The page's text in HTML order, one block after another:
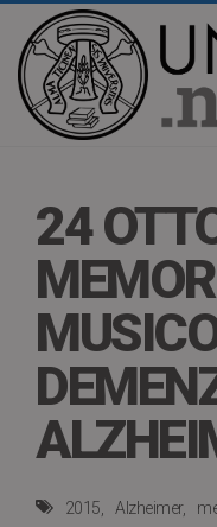
24
2015 Alzheimer